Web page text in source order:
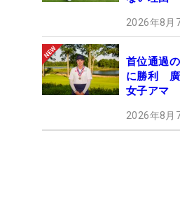
2026年8月
首位通過
に勝利 廣
女子アマ
2026年8月